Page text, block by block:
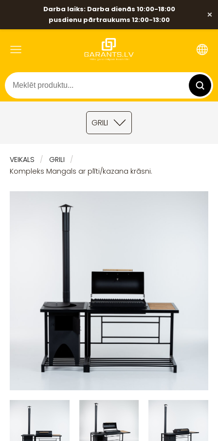
Darba laiks: Darba dienās 10:00-18:00
pusdienu pārtraukums 12:00-13:00
×
GRILI
VEIKALS
GRILI
Kompleks Mangals ar plīti/kazana krāsni.